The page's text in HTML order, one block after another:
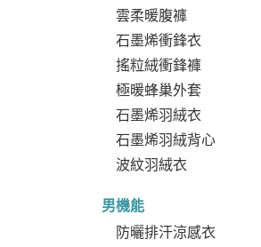
雲柔暖腹褲
石墨烯衝鋒衣
搖粒絨衝鋒褲
極暖蜂巢外套
石墨烯羽絨衣
石墨烯羽絨背心
波紋羽絨衣
男機能
防曬排汗涼感衣